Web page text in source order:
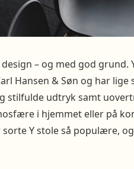
– og med god grund.
Hansen & Søn og har
stilfulde udtryk samt
i hjemmet eller på
Y stole så populære,